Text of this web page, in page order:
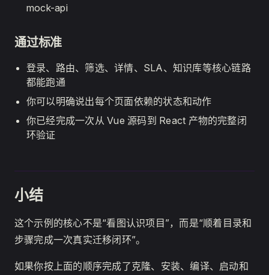
mock-api
通过标准
登录、路由、筛选、详情、SLA、知识库等核心链路
都能跑通
你可以明确说出每个页面依赖的状态和动作
你已经完成一次从 Vue 源码到 React 产物的完整闭
环验证
小结
这个示例的核心不是“看图认识项目”，而是“顺着目录和
步骤完成一次真实迁移闭环”。
如果你按上面的顺序完成了克隆、安装、编译、启动和